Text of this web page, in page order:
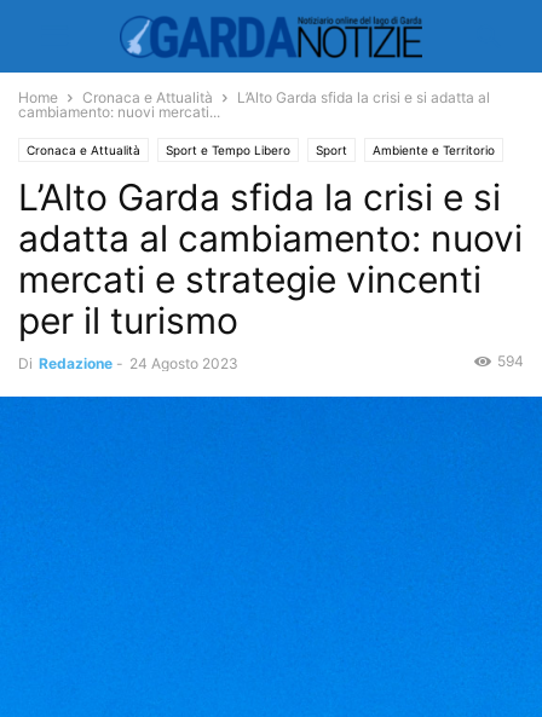
Home Cronaca e Attualità
L’Alto Garda sfida la crisi e si adatta al
cambiamento: nuovi mercati...
Cronaca e Attualità Sport e Tempo Libero Sport Ambiente e Territorio
Territorio Economia e Turismo Turismo
L’Alto Garda sfida la crisi e si
adatta al cambiamento: nuovi
mercati e strategie vincenti
per il turismo
Di Redazione - 24 Agosto 2023 594